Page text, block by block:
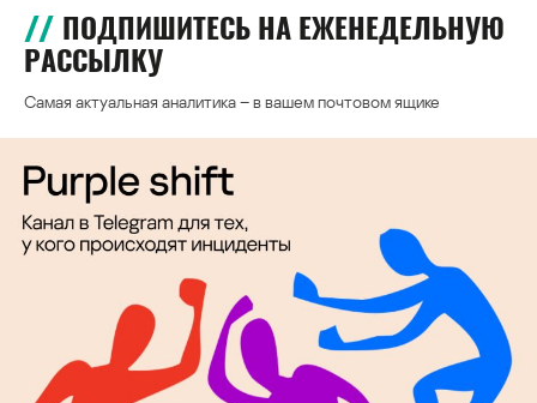
ПОДПИШИТЕСЬ НА ЕЖЕНЕДЕЛЬНУЮ
РАССЫЛКУ
Самая актуальная аналитика – в вашем почтовом ящике